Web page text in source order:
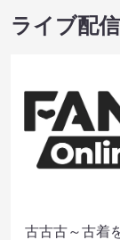
ライブ配
古古古～古着